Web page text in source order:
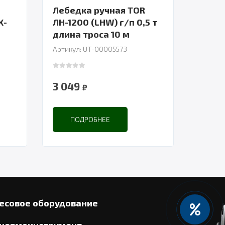
Лебедка ручная TOR
ЛН-1200 (LHW) г/п 0,5 т
длина троса 10 м
Артикул: UT-00005573
3 049 ₽
ПОДРОБНЕЕ
оборудование